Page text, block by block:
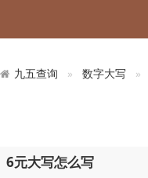
九五查询 数字大写
6元大写怎么写